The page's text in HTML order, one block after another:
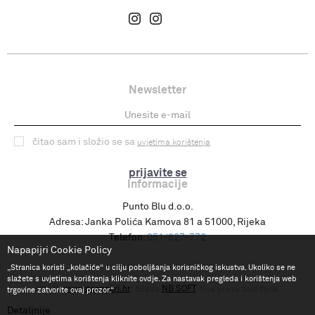
Newsletter
prijavite se
čitao sam i složio se sa uvjetima korištenja
Informacije
Punto Blu d.o.o.
Adresa: Janka Polića Kamova 81 a 51000, Rijeka
Telefon: 051/627-772
©2026www.napapijri.hr NB SOFT
Napapijri Cookie Policy
„Stranica koristi „kolačiće“ u cilju poboljšanja korisničkog iskustva. Ukoliko se ne
slažete s uvjetima korištenja kliknite ovdje. Za nastavak pregleda i korištenja web
trgovine zatvorite ovaj prozor.“
Detaljnije